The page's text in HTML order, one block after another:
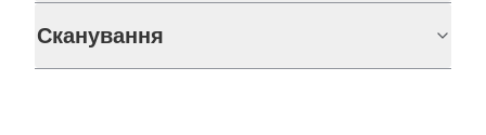
Сканування